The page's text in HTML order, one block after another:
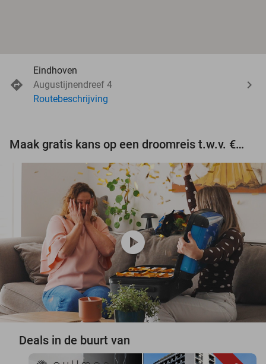
Eindhoven
Augustijnendreef 4
Routebeschrijving
Maak gratis kans op een droomreis t.w.v. €3.000!
play_circle
Deals in de buurt van